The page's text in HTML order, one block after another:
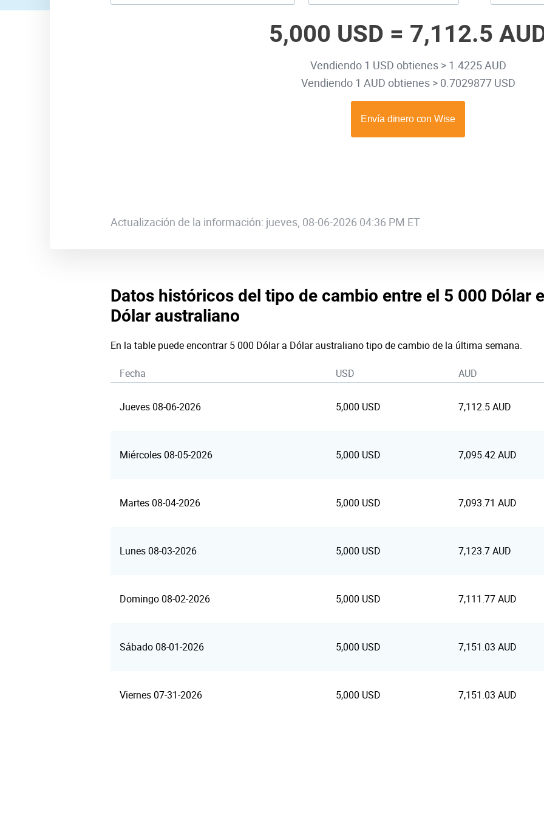
5,000 USD = 7,112.5
Vendiendo 1 USD obtienes > 1.4225 AUD
Vendiendo 1 AUD obtienes > 0.7029877 USD
Actualización de la información: jueves, 08-06-2026 04:36 PM ET
Datos históricos del tipo de cambio entre el 5 000 Dólar
Dólar australiano
En la table puede encontrar 5 000 Dólar a Dólar australiano tipo de cambio de la última semana.
Fecha USD AUD
Jueves 08-06-2026 5,000 USD 7,112.5 AUD
Miércoles 08-05-2026 5,000 USD 7,095.42 AUD
Martes 08-04-2026 5,000 USD 7,093.71 AUD
Lunes 08-03-2026 5,000 USD 7,123.7 AUD
Domingo 08-02-2026 5,000 USD 7,111.77 AUD
Sábado 08-01-2026 5,000 USD 7,151.03 AUD
Viernes 07-31-2026 5,000 USD 7,151.03 AUD